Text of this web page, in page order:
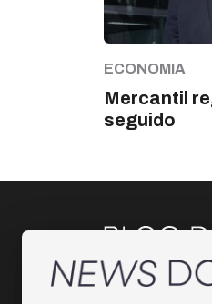
ECONOMIA
Mercantil
seguido
Instagram